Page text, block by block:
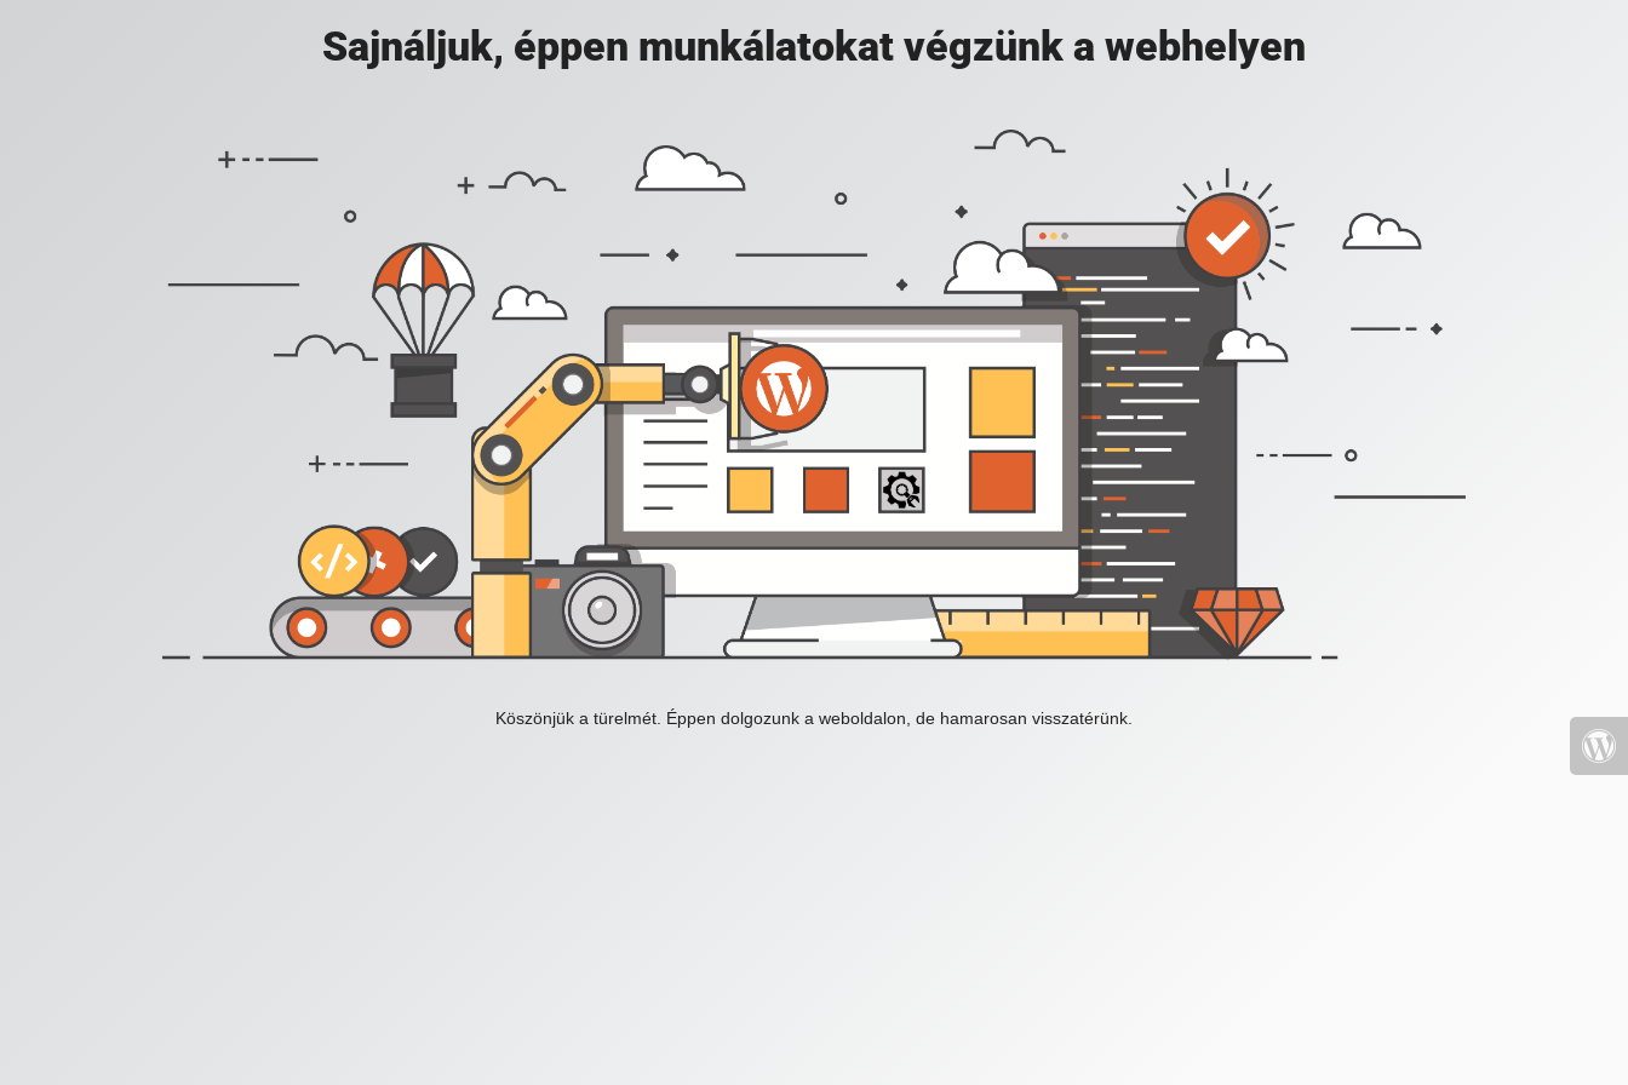
Sajnáljuk, éppen munkálatokat végzünk a webhelyen
Köszönjük a türelmét. Éppen dolgozunk a weboldalon, de hamarosan visszatérünk.